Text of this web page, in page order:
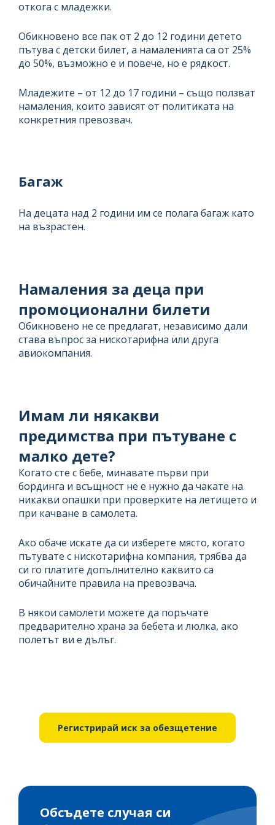
откога с младежки.
Обикновено все пак от 2 до 12 години детето
пътува с детски билет, а намаленията са от 25%
до 50%, възможно е и повече, но е рядкост.
Младежите – от 12 до 17 години – също ползват
намаления, които зависят от политиката на
конкретния превозвач.
Багаж
На децата над 2 години им се полага багаж като
на възрастен.
Намаления за деца при
промоционални билети
Обикновено не се предлагат, независимо дали
става въпрос за нискотарифна или друга
авиокомпания.
Имам ли някакви
предимства при пътуване с
малко дете?
Когато сте с бебе, минавате първи при
бординга и всъщност не е нужно да чакате на
никакви опашки при проверките на летището и
при качване в самолета.
Ако обаче искате да си изберете място, когато
пътувате с нискотарифна компания, трябва да
си го платите допълнително каквито са
обичайните правила на превозвача.
В някои самолети можете да поръчате
предварително храна за бебета и люлка, ако
полетът ви е дълъг.
Регистрирай иск за обезщетение
Обсъдете случая си